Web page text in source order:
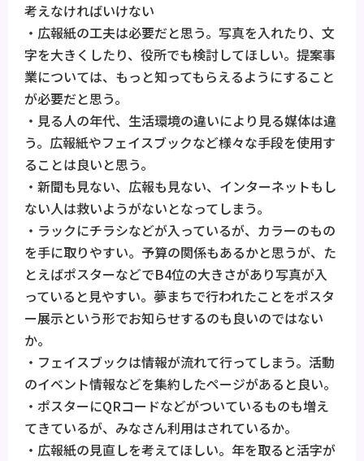
考えなければいけない
・広報紙の工夫は必要だと思う。写真を入れたり、文
字を大きくしたり、役所でも検討してほしい。提案事
業については、もっと知ってもらえるようにすること
が必要だと思う。
・見る人の年代、生活環境の違いにより見る媒体は違
う。広報紙やフェイスブックなど様々な手段を使用す
ることは良いと思う。
・新聞も見ない、広報も見ない、インターネットもし
ない人は救いようがないとなってしまう。
・ラックにチラシなどが入っているが、カラーのもの
を手に取りやすい。予算の関係もあるかと思うが、た
とえばポスターなどでB4位の大きさがあり写真が入
っていると見やすい。夢まちで行われたことをポスタ
ー展示という形でお知らせするのも良いのではない
か。
・フェイスブックは情報が流れて行ってしまう。活動
のイベント情報などを集約したページがあると良い。
・ポスターにQRコードなどがついているものも増え
てきているが、みなさん利用はされているか。
・広報紙の見直しを考えてほしい。年を取ると活字が